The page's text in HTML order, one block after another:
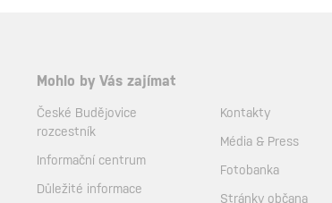
Mohlo by Vás zajímat
České Budějovice
rozcestník
Informační centrum
Důležité informace
Kontakty
Média & Press
Fotobanka
Stránky občana